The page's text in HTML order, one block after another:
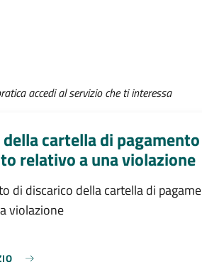
accedi al servizio che ti interessa
cartella di
relativo a una violazione
di discarico della cartella di
violazione